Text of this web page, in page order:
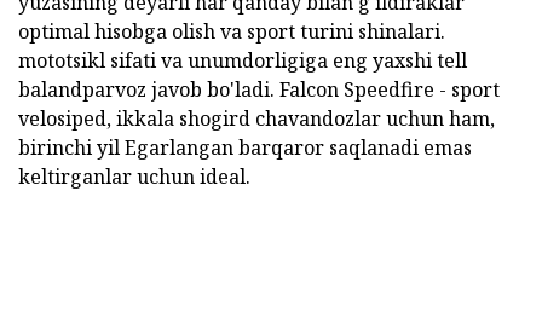
optimal hisobga olish va sport turini shinalari.
mototsikl sifati va unumdorligiga eng yaxshi tell
balandparvoz javob bo'ladi. Falcon Speedfire - sport
velosiped, ikkala shogird chavandozlar uchun ham,
birinchi yil Egarlangan barqaror saqlanadi emas
keltirganlar uchun ideal.